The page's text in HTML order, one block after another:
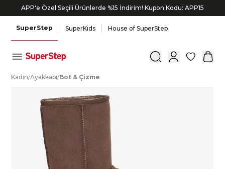
APP'e Özel Seçili Ürünlerde %15 İndirim! Kupon Kodu: APP15
SuperStep SuperKids House of SuperStep
0
Kadın/Ayakkabı/Bot & Çizme